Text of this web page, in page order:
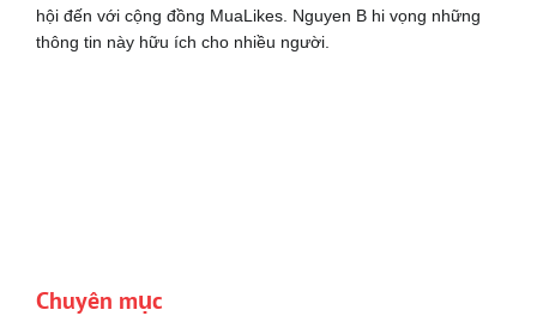
hội đến với cộng đồng MuaLikes. Nguyen B hi vọng những
thông tin này hữu ích cho nhiều người.
Chuyên mục